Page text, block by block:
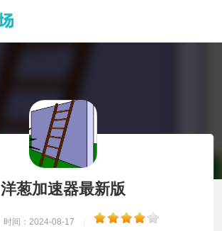
洋葱加速器最新版
时间：2024-08-17